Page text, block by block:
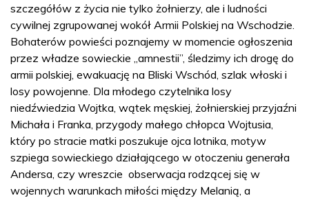
szczegółów z życia nie tylko żołnierzy, ale i ludności
cywilnej zgrupowanej wokół Armii Polskiej na Wschodzie.
Bohaterów powieści poznajemy w momencie ogłoszenia
przez władze sowieckie „amnestii”, śledzimy ich drogę do
armii polskiej, ewakuację na Bliski Wschód, szlak włoski i
losy powojenne. Dla młodego czytelnika losy
niedźwiedzia Wojtka, wątek męskiej, żołnierskiej przyjaźni
Michała i Franka, przygody małego chłopca Wojtusia,
który po stracie matki poszukuje ojca lotnika, motyw
szpiega sowieckiego działającego w otoczeniu generała
Andersa, czy wreszcie obserwacja rodzącej się w
wojennych warunkach miłości między Melanią, a